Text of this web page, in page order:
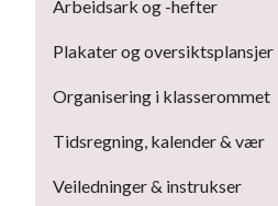
Arbeidsark og -hefter
Plakater og oversiktsplansjer
Organisering i klasserommet
Tidsregning, kalender & vær
Veiledninger & instrukser